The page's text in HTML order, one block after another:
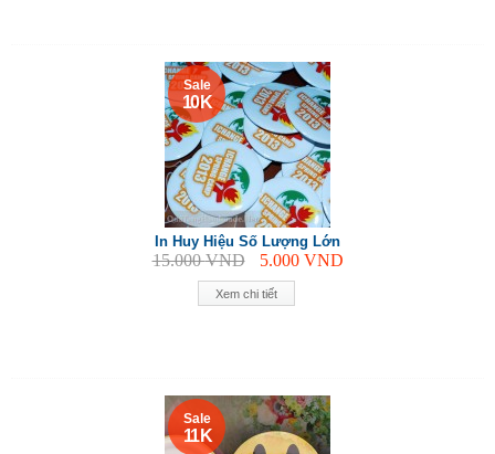
Xem chi tiết
Sale
10 K
In Huy Hiệu Số Lượng Lớn
15.000VND 5.000 VND
Sale
11 K